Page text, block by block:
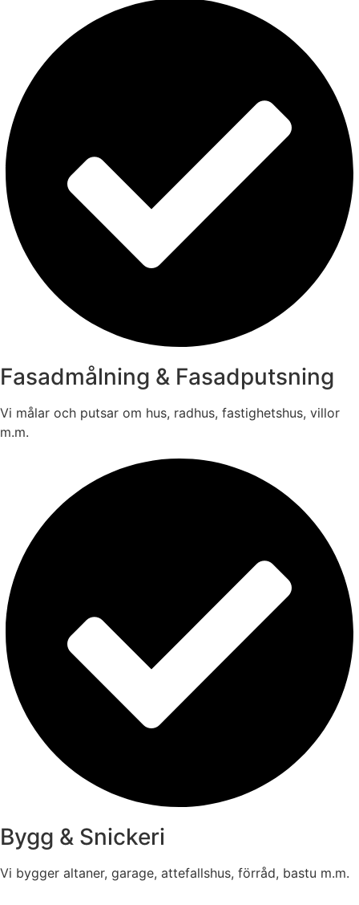
Fasadmålning & Fasadputsning
Vi målar och putsar om hus, radhus, fastighetshus, villor
m.m.
Bygg & Snickeri
Vi bygger altaner, garage, attefallshus, förråd, bastu m.m.